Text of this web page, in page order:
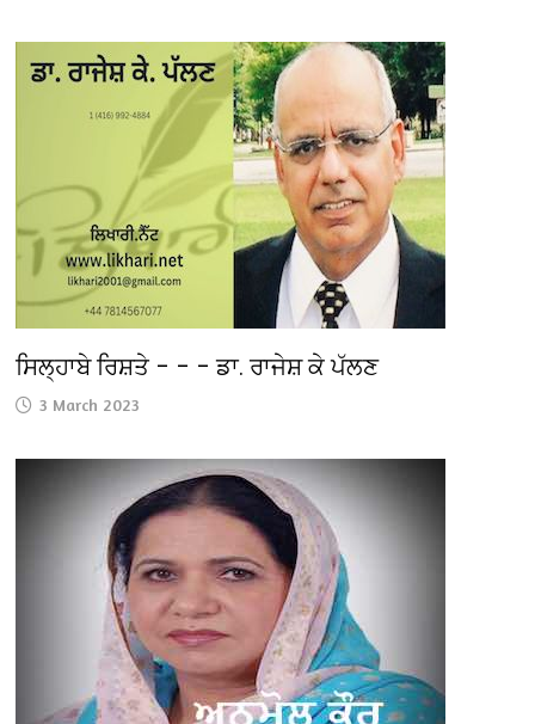
ਸਿਲ੍ਹਾਬੇ ਰਿਸ਼ਤੇ – – – ਡਾ. ਰਾਜੇਸ਼ ਕੇ ਪੱਲਣ
3 March 2023